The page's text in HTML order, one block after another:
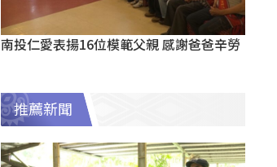
南投仁愛表揚16位模範父親 感謝爸爸辛勞
推薦新聞